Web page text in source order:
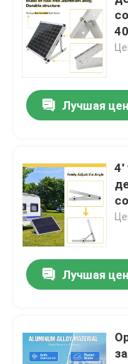
Лучшая
4'
Лучшая